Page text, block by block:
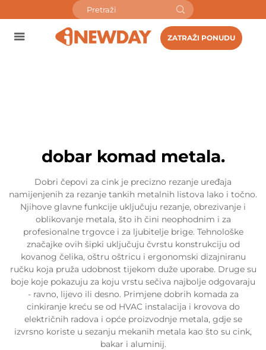
ZATRAŽI PONUDU
dobar komad metala.
Dobri čepovi za cink je precizno rezanje uređaja
namijenjenih za rezanje tankih metalnih listova lako i točno.
Njihove glavne funkcije uključuju rezanje, obrezivanje i
oblikovanje metala, što ih čini neophodnim i za
profesionalne trgovce i za ljubitelje brige. Tehnološke
značajke ovih šipki uključuju čvrstu konstrukciju od
kovanog čelika, oštru oštricu i ergonomski dizajniranu
ručku koja pruža udobnost tijekom duže uporabe. Druge su
boje koje pokazuju za koju vrstu sečiva najbolje odgovaraju
- ravno, lijevo ili desno. Primjene dobrih komada za
cinkiranje kreću se od HVAC instalacija i krovova do
električnih radova i opće proizvodnje metala, gdje se
izvrsno koriste u sezanju mekanih metala kao što su cink,
bakar i aluminij.